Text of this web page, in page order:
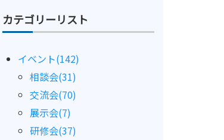
カテゴリーリスト
イベント(142)
相談会(31)
交流会(70)
展示会(7)
研修会(37)